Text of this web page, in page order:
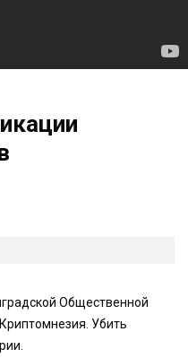
Общественной
Убить